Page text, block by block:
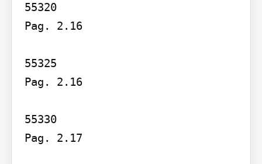
55320
Pag. 2.16
55325
Pag. 2.16
55330
Pag. 2.17